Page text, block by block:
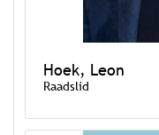
Hoek, Leon
Raadslid